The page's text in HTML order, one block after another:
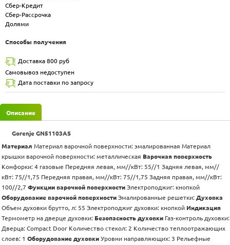
Сбер-Кредит
Сбер-Рассрочка
Долями
Способы получения
Доставка 800 руб
Самовывоз недоступен
Дата поставки по запросу
Описание
Gorenje GN51103AS
Материал Материал варочной поверхности: эмалированная Материал
крышки варочной поверхности: металлическая Варочная поверхность
Конфорки: 4 газовые Передняя левая, мм//кВт: 55//1 Задняя левая, мм//
кВт: 75//1,75 Передняя правая, мм//кВт: 75//1,75 Задняя правая, мм//кВт:
100//2,7 Функции варочной поверхности Электроподжиг: кнопкой
Оборудование варочной поверхности Эмалированные решетки: Духовка
Объем духовки брутто, л: 55 Электроподжиг духовки: кнопкой Индикация
Термометр на дверце духовки: Безопасность духовки Газ-контроль духовки:
Дверца: Compact Door Количество стекол: 2 Количество теплоотражающих
слоев: 1 Оборудование духовки Уровни направляющих: 3 Рельефные